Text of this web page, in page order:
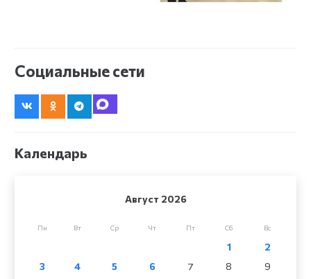
Социальные сети
Календарь
Август 2026
Пн Вт Ср Чт Пт Сб Вс
1
2
3
4 5 6 7 8
9